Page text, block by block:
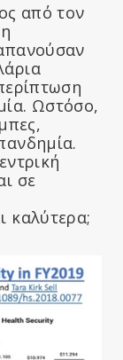
από τον
Ωστόσο,
σε
καλύτερα;